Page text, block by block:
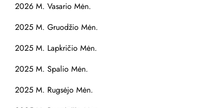
2026 M. Vasario Mėn.
2025 M. Gruodžio Mėn.
2025 M. Lapkričio Mėn.
2025 M. Spalio Mėn.
2025 M. Rugsėjo Mėn.